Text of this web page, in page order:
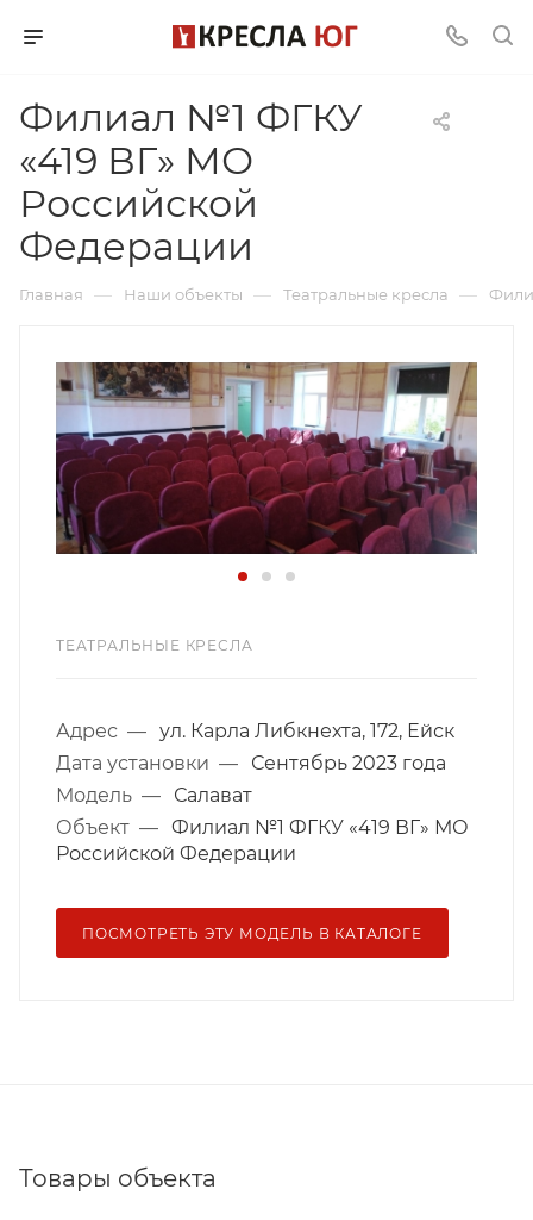
Филиал №1 ФГКУ
«419 ВГ» МО
Российской
Федерации
Главная — Наши объекты — Театральные кресла —
ТЕАТРАЛЬНЫЕ КРЕСЛА
Адрес — ул. Карла Либкнехта, 172, Ейск
Дата установки —
Сентябрь 2023 года
Модель —
Салават
Объект — Филиал №1 ФГКУ «419 ВГ» МО
Российской Федерации
ПОСМОТРЕТЬ ЭТУ МОДЕЛЬ В КАТАЛОГЕ
Товары объекта